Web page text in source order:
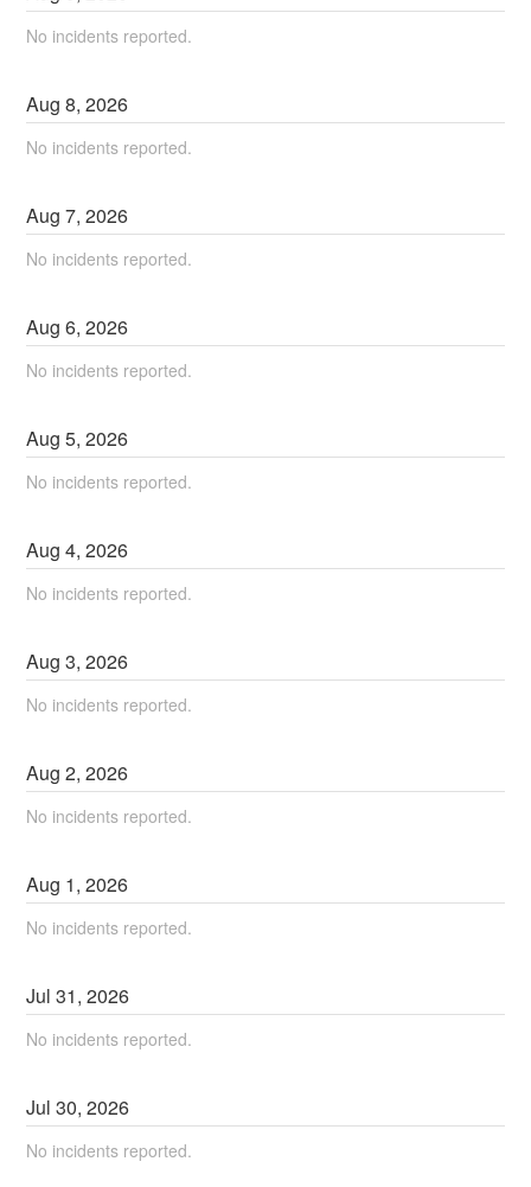
No incidents reported.
Aug8,2026
No incidents reported.
Aug7,2026
No incidents reported.
Aug6,2026
No incidents reported.
Aug5,2026
No incidents reported.
Aug4,2026
No incidents reported.
Aug3,2026
No incidents reported.
Aug2,2026
No incidents reported.
Aug 1,2026
No incidents reported.
Jul31,2026
No incidents reported.
Jul30,2026
No incidents reported.